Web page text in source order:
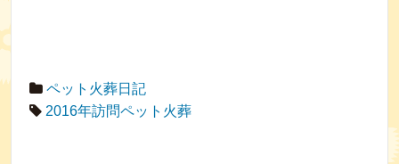
ペット火葬日記
2016年訪問ペット火葬